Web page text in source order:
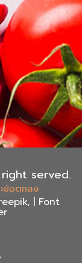
served.
ข้อตกลง
| Font